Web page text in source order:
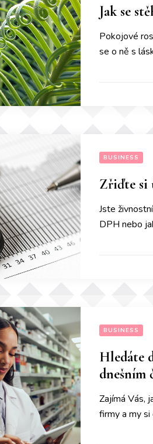
Jak se
Pokojové
se o ně s
BUSINESS
Zřiďte si
Jste
DPH nebo
BUSINESS
Hledáte
dnešním
Zajímá Vás,
firmy a my